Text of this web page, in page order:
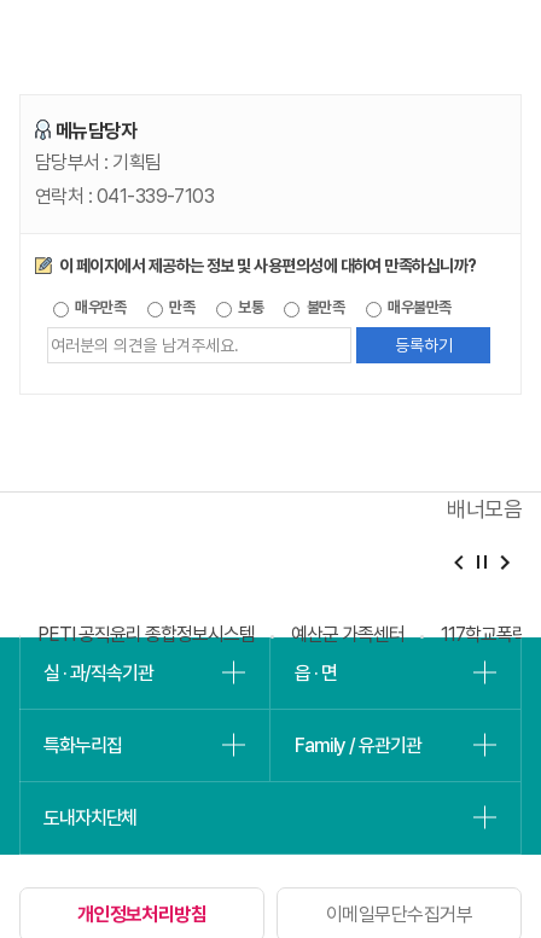
메뉴담당자
담당부서 : 기획팀
연락처 : 041-339-7103
만족도조사
이 페이지에서 제공하는 정보 및 사용편의성에 대하여 만족하십니까?
매우만족 만족 보통 불만족 매우불만족
정보에
배너모음
PETI 공직윤리 종합정보시스템 예산군 가족센터
117학교폭력
실 · 과/직속기관
읍 · 면
특화누리집 Family / 유관기관
도내자치단체
개인정보처리방침 이메일무단수집거부